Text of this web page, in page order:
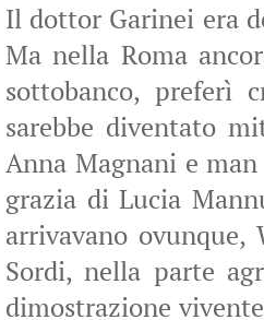
Il dottor Garinei era
Ma nella Roma
sottobanco, preferì
sarebbe diventato
Anna Magnani e
grazia di Lucia
arrivavano ovunque,
Sordi, nella parte
dimostrazione